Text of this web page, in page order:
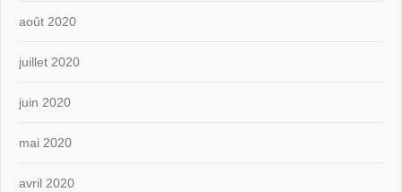
août 2020
juillet 2020
juin 2020
mai 2020
avril 2020